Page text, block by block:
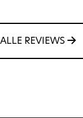
ALLE REVIEWS